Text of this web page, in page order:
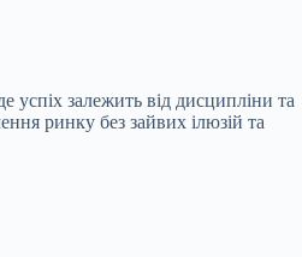
успіх залежить від дисципліни та
ринку без зайвих ілюзій та